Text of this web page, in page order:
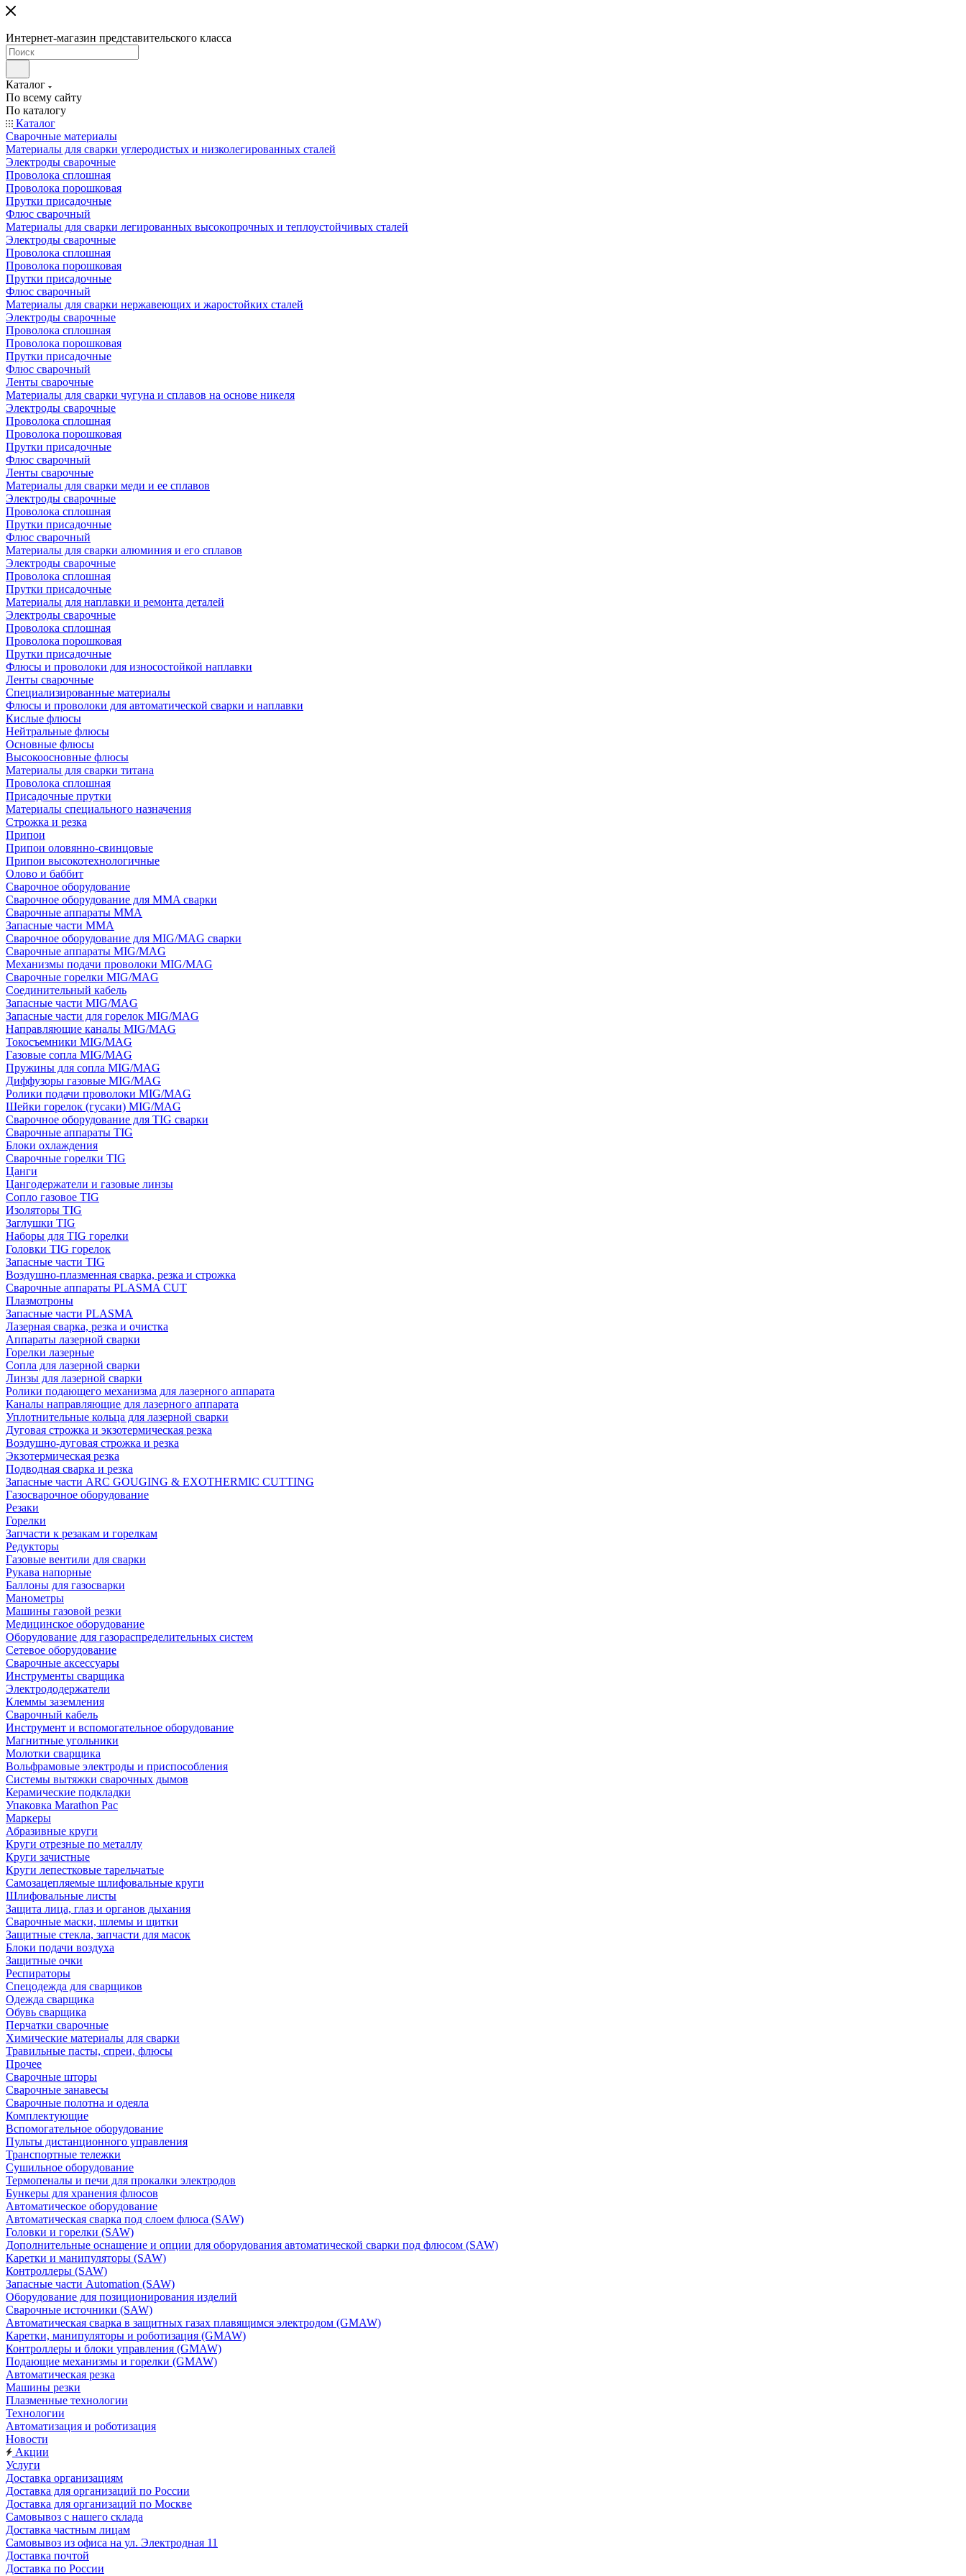
Интернет-магазин представительского класса
Каталог
По всему сайту
По каталогу
Каталог
Сварочные материалы
Материалы для сварки углеродистых и низколегированных сталей
Электроды сварочные
Проволока сплошная
Проволока порошковая
Прутки присадочные
Флюс сварочный
Материалы для сварки легированных высокопрочных и теплоустойчивых сталей
Электроды сварочные
Проволока сплошная
Проволока порошковая
Прутки присадочные
Флюс сварочный
Материалы для сварки нержавеющих и жаростойких сталей
Электроды сварочные
Проволока сплошная
Проволока порошковая
Прутки присадочные
Флюс сварочный
Ленты сварочные
Материалы для сварки чугуна и сплавов на основе никеля
Электроды сварочные
Проволока сплошная
Проволока порошковая
Прутки присадочные
Флюс сварочный
Ленты сварочные
Материалы для сварки меди и ее сплавов
Электроды сварочные
Проволока сплошная
Прутки присадочные
Флюс сварочный
Материалы для сварки алюминия и его сплавов
Электроды сварочные
Проволока сплошная
Прутки присадочные
Материалы для наплавки и ремонта деталей
Электроды сварочные
Проволока сплошная
Проволока порошковая
Прутки присадочные
Флюсы и проволоки для износостойкой наплавки
Ленты сварочные
Специализированные материалы
Флюсы и проволоки для автоматической сварки и наплавки
Кислые флюсы
Нейтральные флюсы
Основные флюсы
Высокоосновные флюсы
Материалы для сварки титана
Проволока сплошная
Присадочные прутки
Материалы специального назначения
Строжка и резка
Припои
Припои оловянно-свинцовые
Припои высокотехнологичные
Олово и баббит
Сварочное оборудование
Сварочное оборудование для MMA сварки
Сварочные аппараты MMA
Запасные части MMA
Сварочное оборудование для MIG/MAG сварки
Сварочные аппараты MIG/MAG
Механизмы подачи проволоки MIG/MAG
Сварочные горелки MIG/MAG
Соединительный кабель
Запасные части MIG/MAG
Запасные части для горелок MIG/MAG
Направляющие каналы MIG/MAG
Токосъемники MIG/MAG
Газовые сопла MIG/MAG
Пружины для сопла MIG/MAG
Диффузоры газовые MIG/MAG
Ролики подачи проволоки MIG/MAG
Шейки горелок (гусаки) MIG/MAG
Сварочное оборудование для TIG сварки
Сварочные аппараты TIG
Блоки охлаждения
Сварочные горелки TIG
Цанги
Цангодержатели и газовые линзы
Сопло газовое TIG
Изоляторы TIG
Заглушки TIG
Наборы для TIG горелки
Головки TIG горелок
Запасные части TIG
Воздушно-плазменная сварка, резка и строжка
Сварочные аппараты PLASMA CUT
Плазмотроны
Запасные части PLASMA
Лазерная сварка, резка и очистка
Аппараты лазерной сварки
Горелки лазерные
Сопла для лазерной сварки
Линзы для лазерной сварки
Ролики подающего механизма для лазерного аппарата
Каналы направляющие для лазерного аппарата
Уплотнительные кольца для лазерной сварки
Дуговая строжка и экзотермическая резка
Воздушно-дуговая строжка и резка
Экзотермическая резка
Подводная сварка и резка
Запасные части ARC GOUGING & EXOTHERMIC CUTTING
Газосварочное оборудование
Резаки
Горелки
Запчасти к резакам и горелкам
Редукторы
Газовые вентили для сварки
Рукава напорные
Баллоны для газосварки
Манометры
Машины газовой резки
Медицинское оборудование
Оборудование для газораспределительных систем
Сетевое оборудование
Сварочные аксессуары
Инструменты сварщика
Электрододержатели
Клеммы заземления
Сварочный кабель
Инструмент и вспомогательное оборудование
Магнитные угольники
Молотки сварщика
Вольфрамовые электроды и приспособления
Системы вытяжки сварочных дымов
Керамические подкладки
Упаковка Marathon Pac
Маркеры
Абразивные круги
Круги отрезные по металлу
Круги зачистные
Круги лепестковые тарельчатые
Самозацепляемые шлифовальные круги
Шлифовальные листы
Защита лица, глаз и органов дыхания
Сварочные маски, шлемы и щитки
Защитные стекла, запчасти для масок
Блоки подачи воздуха
Защитные очки
Респираторы
Спецодежда для сварщиков
Одежда сварщика
Обувь сварщика
Перчатки сварочные
Химические материалы для сварки
Травильные пасты, спреи, флюсы
Прочее
Сварочные шторы
Сварочные занавесы
Сварочные полотна и одеяла
Комплектующие
Вспомогательное оборудование
Пульты дистанционного управления
Транспортные тележки
Сушильное оборудование
Термопеналы и печи для прокалки электродов
Бункеры для хранения флюсов
Автоматическое оборудование
Автоматическая сварка под слоем флюса (SAW)
Головки и горелки (SAW)
Дополнительные оснащение и опции для оборудования автоматической сварки под флюсом (SAW)
Каретки и манипуляторы (SAW)
Контроллеры (SAW)
Запасные части Automation (SAW)
Оборудование для позиционирования изделий
Сварочные источники (SAW)
Автоматическая сварка в защитных газах плавящимся электродом (GMAW)
Каретки, манипуляторы и роботизация (GMAW)
Контроллеры и блоки управления (GMAW)
Подающие механизмы и горелки (GMAW)
Автоматическая резка
Машины резки
Плазменные технологии
Технологии
Автоматизация и роботизация
Новости
Акции
Услуги
Доставка организациям
Доставка для организаций по России
Доставка для организаций по Москве
Самовывоз с нашего склада
Доставка частным лицам
Самовывоз из офиса на ул. Электродная 11
Доставка почтой
Доставка по России